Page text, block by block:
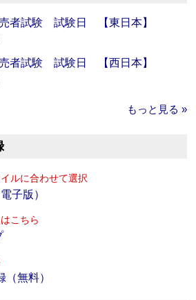
者試験 試験日 【東日本】
者試験 試験日 【西日本】
もっと見る »
ルに合わせて選択
子版）
こちら
（無料）